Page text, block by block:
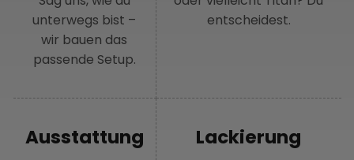
unterwegs bist –
wir bauen das
passende Setup.
entscheidest.
Ausstattung Lackierung